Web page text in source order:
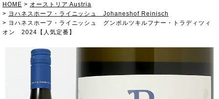
HOME
オーストリア Austria
ヨハネスホーフ・ライニッシュ Johaneshof Reinisch
ヨハネスホーフ・ライニッシュ グンポルツキルフナー・トラディツィ
オン 2024【人気定番】